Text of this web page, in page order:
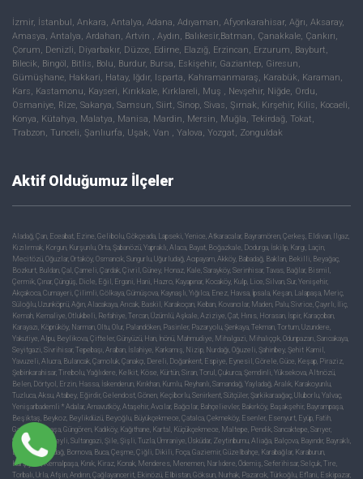
İzmir, İstanbul, Ankara, Antalya, Adana, Adıyaman, Afyonkarahisar, Ağrı, Aksaray,
Amasya, Antalya, Ardahan, Artvin , Aydın, Balıkesir,Batman, Çanakkale, Çankırı,
Çorum, Denizli, Diyarbakır, Düzce, Edirne, Elazığ, Erzincan, Erzurum, Bayburt,
Bilecik, Bingöl, Bitlis, Bolu, Burdur, Bursa, Eskişehir, Gaziantep, Giresun,
Gümüşhane, Hakkari, Hatay, Iğdır, Isparta, Kahramanmaraş, Karabük, Karaman,
Kars, Kastamonu, Kayseri, Kırıkkale, Kırklareli, Muş , Nevşehir, Niğde, Ordu,
Osmaniye, Rize, Sakarya, Samsun, Siirt, Sinop, Sivas, Şırnak, Kırşehir, Kilis, Kocaeli,
Konya, Kütahya, Malatya, Manisa, Mardin, Mersin, Muğla, Tekirdağ, Tokat,
Trabzon, Tunceli, Şanlıurfa, Uşak, Van , Yalova, Yozgat, Zonguldak
Aktif Olduğumuz İlçeler
Aladağ, Çan, Eceabat, Ezine, Gelibolu, Gökçeada, Lapseki, Yenice, Atkaracalar, Bayramören, Çerkeş, Eldivan, Ilgaz,
Kızılırmak, Korgun, Kurşunlu, Orta, Şabanözü, Yapraklı, Alaca, Bayat, Boğazkale, Dodurga, İskilp, Kargı, Laçin,
Mecitözü, Oğuzlar, Ortaköy, Osmancık, Sungurlu, Uğurludağ, Acıpayam, Akköy, Babadağ, Baklan, Bekilli, Beyağaç,
Bozkurt, Buldan, Çal, Çameli, Çardak, Çivril, Güney, Honaz, Kale, Sarayköy, Serinhisar, Tavas, Bağlar, Bismil,
Çermik, Çınar, Çüngüş, Dicle, Eğil, Ergani, Hani, Hazro, Kayapınar, Kocaköy, Kulp, Lice, Silvan, Sur, Yenişehir,
Akçakoca, Cumayeri, Çilimli, Gölkaya, Gümüşova, Kaynaşlı, Yığılca, Enez, Havsa, İpsala, Keşan, Lalapaşa, Meriç,
Süloğlu, Uzunköprü, Ağın, Alacakaya, Arıcak, Baskil, Karakoçan, Keban, Kovancılar, Maden, Palu, Sivrice, Çayırlı, İliç,
Kemah, Kemaliye, Otlukbeli, Refahiye, Tercan, Üzümlü, Aşkale, Aziziye, Çat, Hınıs, Horasan, İspir, Karaçoban,
Karayazı, Köprüköy, Narman, Oltu, Olur, Palandöken, Pasinler, Pazaryolu, Şenkaya, Tekman, Tortum, Uzundere,
Yakutiye, Alpu, Beylikova, Çifteler, Günyüzü, Han, İnönü, Mahmudiye, Mihalgazi, Mihalıççık, Odunpazarı, Sarıcakaya,
Seyitgazi, Sivrihisar, Tepebaşı, Araban, İslahiye, Karkamış, Nizip, Nurdağı, Oğuzeli, Şahinbey, Şehit Kamil,
Yavuzeli, Alucra, Bulancak, Çamoluk, Çanakçı, Dereli, Doğankent, Espiye, Eynesil, Görele, Güce, Keşap, Piraziz,
Şebinkarahisar, Tirebolu, Yağlıdere, Kelkit, Köse, Kürtün, Siran, Torul, Çukurca, Şemdinli, Yüksekova, Altınözü,
Belen, Dörtyol, Erzin, Hassa, İskenderun, Kırıkhan, Kumlu, Reyhanlı, Samandağ, Yayladağ, Aralık, Karakoyunlu,
Tuzluca, Aksu, Atabey, Eğirdir, Gelendost, Gönen, Keçiborlu, Senirkent, Sütçüler, Şarkikaraağaç, Uluborlu, Yalvaç,
Yenişarbademli * Adalar, Arnavutköy, Ataşehir, Avcılar, Bağcılar, Bahçelievler, Bakırköy, Başakşehir, Bayrampaşa,
Beşiktaş, Beykoz, Beylikdüzü, Beyoğlu, Büyükçekmece, Çatalca, Çekmeköy, Esenler, Esenyurt, Eyüp, Fatih,
Gaziosmanpaşa, Güngören, Kadıköy, Kağıthane, Kartal, Küçükçekmece, Maltepe, Pendik, Sancaktepe, Sarıyer,
Silivri, Sultanbeyli, Sultangazi, Şile, Şişli, Tuzla, Ümraniye, Üsküdar, Zeytinburnu, Aliağa, Balçova, Bayındır, Bayraklı,
Bergama, Beydağ, Bornova, Buca, Çeşme, Çiğli, Dikili, Foça, Gaziemir, Güzelbahçe, Karabağlar, Karaburun,
Karşıyaka, Kemalpaşa, Kınık, Kiraz, Konak, Menderes, Menemen, Narlıdere, Ödemiş, Seferihisar, Selçuk, Tire,
Torbalı, Urla, Afşin, Andırın, Çağlayancerit, Ekinözü, Elbistan, Göksun, Nurhak, Pazarcık, Türkoğlu, Eflani, Eskipazar,